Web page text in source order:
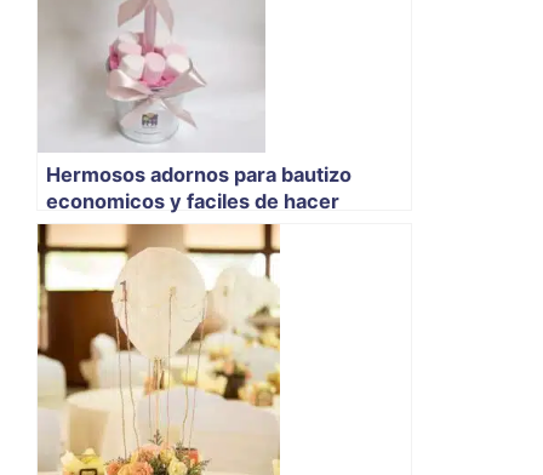
Hermosos adornos para bautizo
economicos y faciles de hacer